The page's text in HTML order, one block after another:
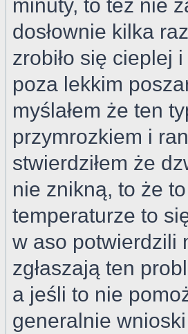
minuty, to też nie
dosłownie kilka
zrobiło się cieplej
poza lekkim
myślałem że ten
przymrozkiem i
stwierdziłem że
nie znikną, to że
temperaturze to
w aso potwierdzili
zgłaszają ten
a jeśli to nie
generalnie